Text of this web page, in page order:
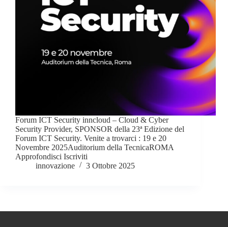
Forum ICT Security inncloud – Cloud & Cyber
Security Provider, SPONSOR della 23ª Edizione del
Forum ICT Security. Venite a trovarci : 19 e 20
Novembre 2025Auditorium della TecnicaROMA
Approfondisci Iscriviti
innovazione
3 Ottobre 2025